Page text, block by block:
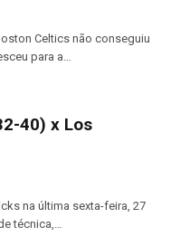
Celtics não conseguiu
para a…
40) x Los
na última sexta-feira, 27
técnica,…